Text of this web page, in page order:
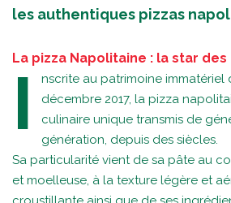
les authentiques pizzas
La pizza Napolitaine : la star des
I
nscrite au patrimoine immatériel
décembre 2017, la pizza
culinaire unique transmis de
génération, depuis des siècles.
Sa particularité vient de sa pâte au
et moelleuse, à la texture légère et